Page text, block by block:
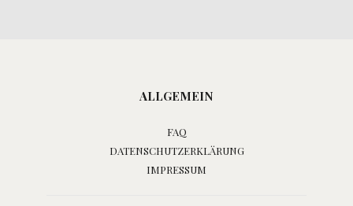
ALLGEMEIN
FAQ
DATENSCHUTZERKLÄRUNG
IMPRESSUM